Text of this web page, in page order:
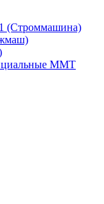
(Строммашина)
ММТ